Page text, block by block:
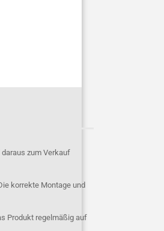
zum Verkauf
korrekte Montage und
Produkt regelmäßig auf